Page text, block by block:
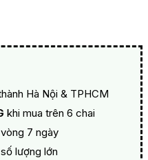
Hà Nội & TPHCM
khi mua trên 6 chai
7 ngày
lượng lớn